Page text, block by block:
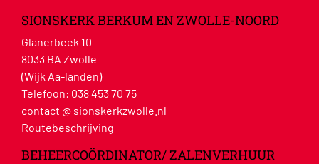
SIONSKERK BERKUM EN ZWOLLE-NOORD
Glanerbeek 10
8033 BA Zwolle
(Wijk Aa-landen)
Telefoon: 038 453 70 75
contact @ sionskerkzwolle.nl
Routebeschrijving
BEHEERCOÖRDINATOR/ ZALENVERHUUR